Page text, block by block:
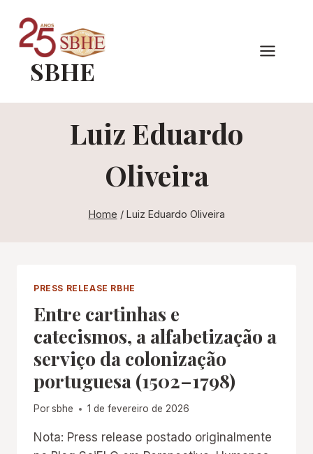
para
ConteúdoSBHE
Luiz Eduardo
Oliveira
Home / Luiz Eduardo Oliveira
PRESS RELEASE RBHE
Entre cartinhas e
catecismos, a alfabetização a
serviço da colonização
portuguesa (1502–1798)
Porsbhe 1 de fevereiro de 2026
Nota: Press release postado originalmente